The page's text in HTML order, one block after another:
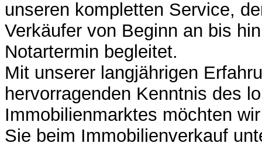
unseren kompletten Service,
Verkäufer von Beginn an bis
Notartermin begleitet.
Mit unserer langjährigen
hervorragenden Kenntnis des
Immobilienmarktes möchten
Sie beim Immobilienverkauf